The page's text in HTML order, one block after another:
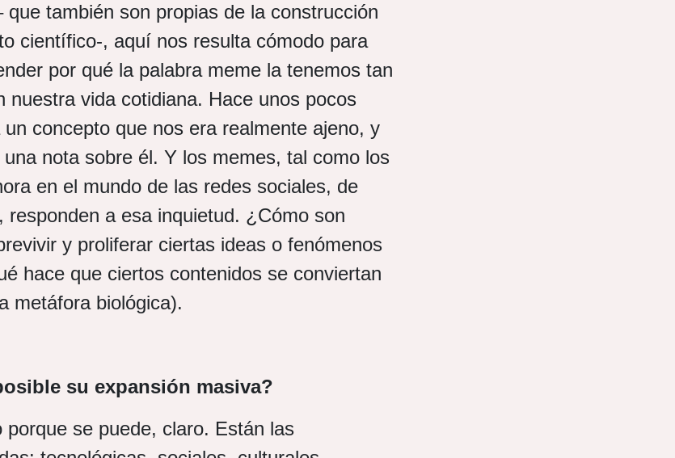
que también son propias de la construcción
científico-, aquí nos resulta cómodo para
por qué la palabra meme la tenemos tan
nuestra vida cotidiana. Hace unos pocos
concepto que nos era realmente ajeno, y
nota sobre él. Y los memes, tal como los
en el mundo de las redes sociales, de
responden a esa inquietud. ¿Cómo son
y proliferar ciertas ideas o fenómenos
hace que ciertos contenidos se conviertan
metáfora biológica).
su expansión masiva?
porque se puede, claro. Están las